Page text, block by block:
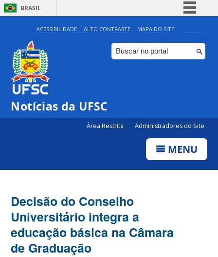
BRASIL
Simplifique!
Comunica BR
Participe
ACESSIBILIDADE ALTO CONTRASTE MAPA DO SITE
Notícias da UFSC
Área Restrita Administradores do Site
MENU
Decisão do Conselho
Universitário integra a
educação básica na Câmara
de Graduação